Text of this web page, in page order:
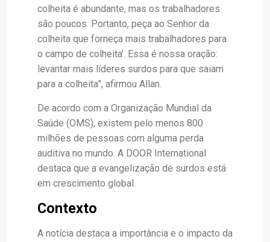
colheita é abundante, mas os trabalhadores
são poucos. Portanto, peça ao Senhor da
colheita que forneça mais trabalhadores para
o campo de colheita’. Essa é nossa oração:
levantar mais líderes surdos para que saiam
para a colheita”, afirmou Allan.
De acordo com a Organização Mundial da
Saúde (OMS), existem pelo menos 800
milhões de pessoas com alguma perda
auditiva no mundo. A DOOR International
destaca que a evangelização de surdos está
em crescimento global.
Contexto
A notícia destaca a importância e o impacto da